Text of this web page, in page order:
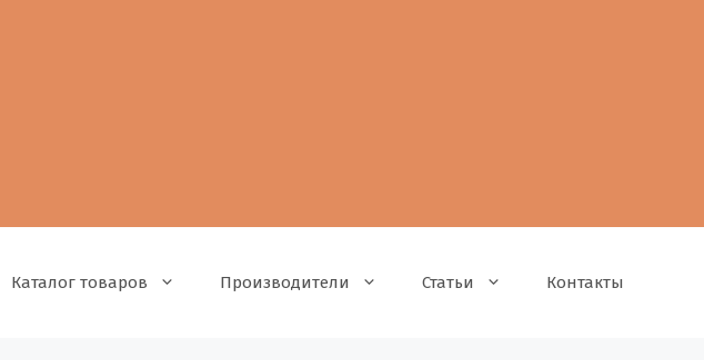
Каталог товаров Производители Статьи Контакты